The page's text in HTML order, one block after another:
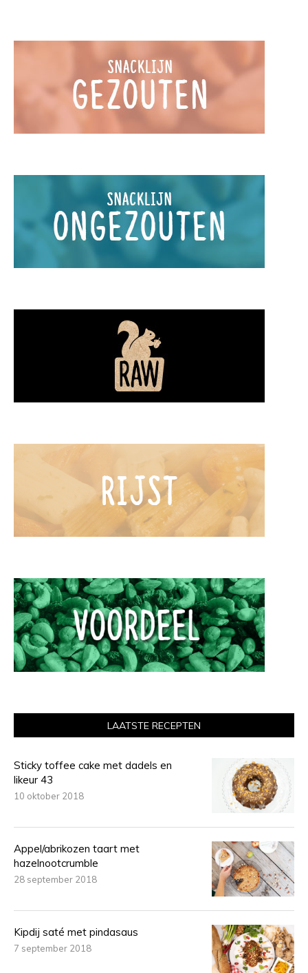
LAATSTE RECEPTEN
Sticky toffee cake met dadels en
likeur 43
10 oktober 2018
Appel/abrikozen taart met
hazelnootcrumble
28 september 2018
Kipdij saté met pindasaus
7 september 2018